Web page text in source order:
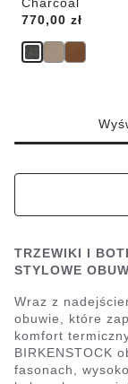
Price:
770,00 zł
TRZEWIKI I
STYLOWE
Wraz z
obuwie, które
komfort
BIRKENSTOCK
fasonach,